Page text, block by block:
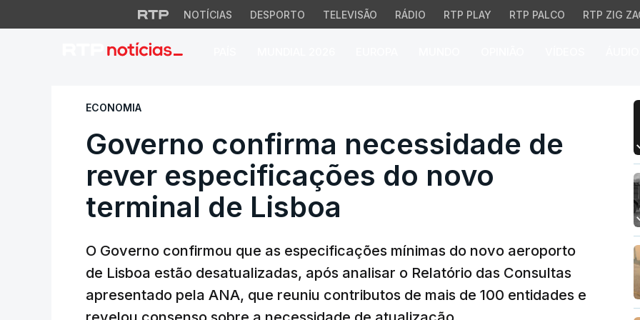
NOTÍCIAS DESPORTO TELEVISÃO RÁDIO RTP PLAY RTP PALCO RTP ZIG
Governo confirma necessidade de rever
ECONOMIA
Governo confirma necessidade de
rever especificações do novo
terminal de Lisboa
O Governo confirmou que as especificações mínimas do novo aeroporto
de Lisboa estão desatualizadas, após analisar o Relatório das Consultas
apresentado pela ANA, que reuniu contributos de mais de 100 entidades e